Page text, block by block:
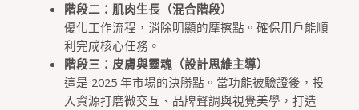
階段二：肌肉生長（混合階段）
優化工作流程，消除明顯的摩擦點。確保用戶能順
利完成核心任務。
階段三：皮膚與靈魂（設計思維主導）
這是 2025 年市場的決勝點。當功能被驗證後，投
入資源打磨微交互、品牌聲調與視覺美學，打造